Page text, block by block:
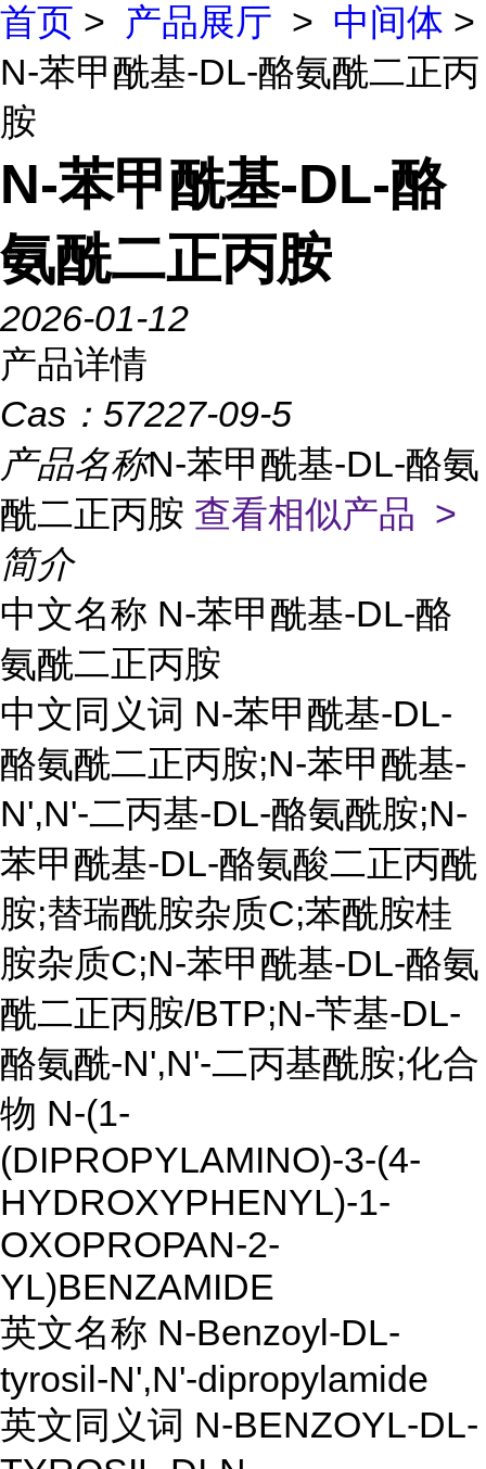
首页 > 产品展厅 > 中间体 >
N-苯甲酰基-DL-酪氨酰二正丙
胺
N-苯甲酰基-DL-酪
氨酰二正丙胺
2026-01-12
产品详情
Cas： 57227-09-5
产品名称N-苯甲酰基-DL-酪氨
酰二正丙胺 查看相似产品 >
简介
中文名称 N-苯甲酰基-DL-酪
氨酰二正丙胺
中文同义词 N-苯甲酰基-DL-
酪氨酰二正丙胺;N-苯甲酰基-
N',N'-二丙基-DL-酪氨酰胺;N-
苯甲酰基-DL-酪氨酸二正丙酰
胺;替瑞酰胺杂质C;苯酰胺桂
胺杂质C;N-苯甲酰基-DL-酪氨
酰二正丙胺/BTP;N-苄基-DL-
酪氨酰-N',N'-二丙基酰胺;化合
物 N-(1-
(DIPROPYLAMINO)-3-(4-
HYDROXYPHENYL)-1-
OXOPROPAN-2-
YL)BENZAMIDE
英文名称 N-Benzoyl-DL-
tyrosil-N',N'-dipropylamide
英文同义词 N-BENZOYL-DL-